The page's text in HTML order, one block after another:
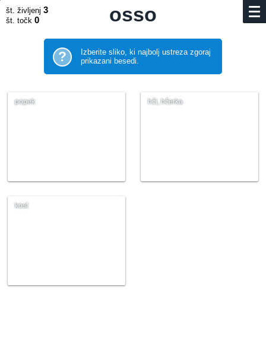
št. življenj 3
št. točk 0 osso
?
Izberite sliko, ki najbolj ustreza zgoraj
prikazani besedi.
popek hči, hčerka
kost